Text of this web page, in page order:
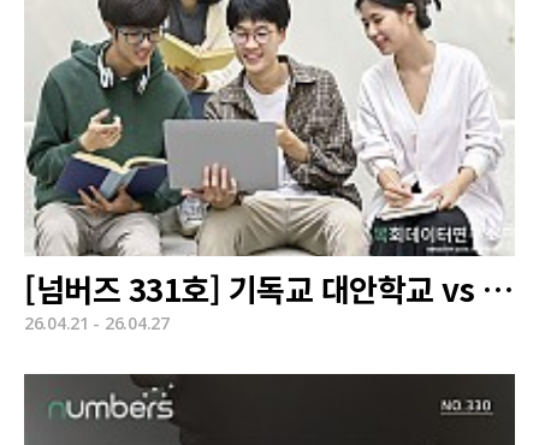
[넘버즈 331호] 기독교 대안학교 vs 일반학교 비교
26.04.21 - 26.04.27